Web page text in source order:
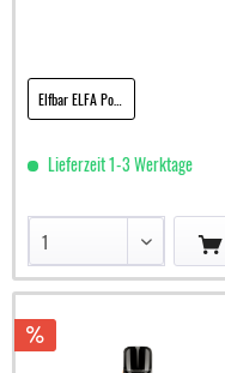
Lieferzeit 1-3 Werktage